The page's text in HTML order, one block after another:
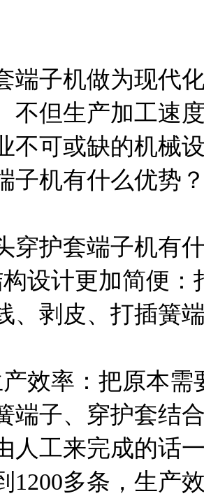
子机做为现代化
不但生产加工速
不可或缺的机械
子机有什么优势
穿护套端子机有
计更加简便：
、剥皮、打插簧
率：把原本需
端子、穿护套结
人工来完成的话
1200多条，生产